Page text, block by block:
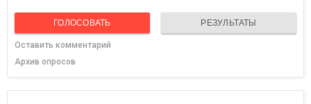
ГОЛОСОВАТЬ РЕЗУЛЬТАТЫ
Оставить комментарий
Архив опросов